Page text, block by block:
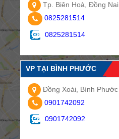
Tp. Biên Hoà, Đồng Nai
0825281514
0825281514
VP TẠI BÌNH PHƯỚC
Đồng Xoài, Bình Phước
0901742092
0901742092